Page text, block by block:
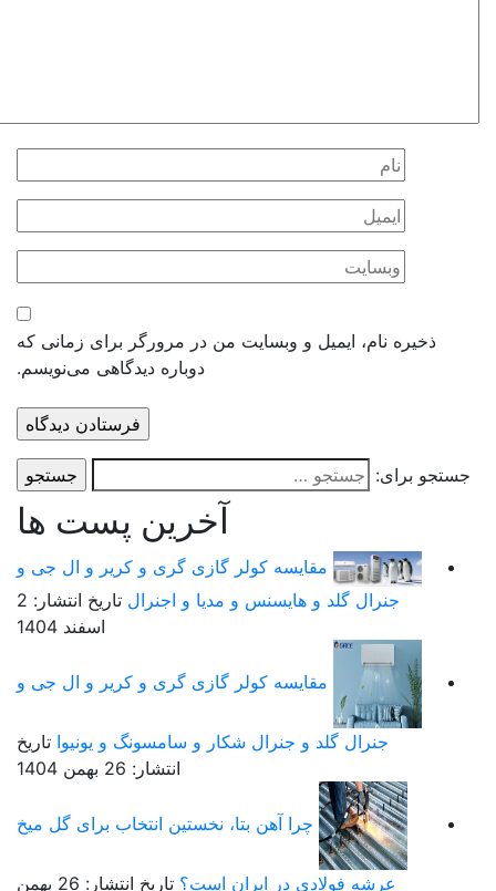
ذخیره نام، ایمیل و وبسایت من در مرورگر برای زمانی که
دوباره دیدگاهی می‌نویسم.
برای:
آخرین پست ها
مقایسه کولر گازی گری و کریر و ال جی و
جنرال گلد و هایسنس و مدیا و اجنرال
تاریخ انتشار: 2
اسفند 1404
مقایسه کولر گازی گری و کریر و ال جی و
جنرال گلد و جنرال شکار و سامسونگ و یونیوا تاریخ
انتشار: 26 بهمن 1404
چرا آهن بتا، نخستین انتخاب برای گل میخ
عرشه فولادی در ایران است؟ تاریخ انتشار: 26 بهمن